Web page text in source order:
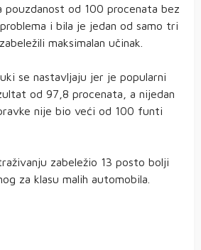
pouzdanost od 100 procenata bez
i bila je jedan od samo tri
maksimalan učinak.
se nastavljaju jer je popularni
od 97,8 procenata, a nijedan
nije bio veći od 100 funti
zabeležio 13 posto bolji
za klasu malih automobila.